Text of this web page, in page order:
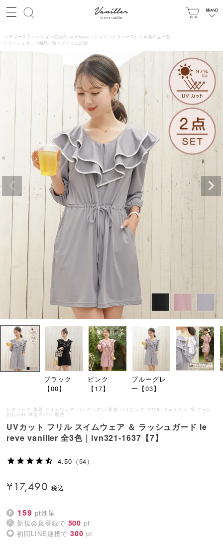
レディースファッション通販の Joint Space（ジョイントスペース）
水着商品一覧
ラッシュガード商品一覧
アイテム詳細
ブラック
【00】
ピンク
【17】
ブルーグレ
ー【03】
レディース 水着 スイムウェア バックリボン 長袖 パイピング フリル フェミニン 海 プール
おしゃれ 体型カバー 配色
UVカット フリル スイムウェア ＆ ラッシュガード le
reve vaniller 全3色｜lvn321-1637【7】
4.50 （54）
¥17,490
159 pt進呈
新規会員登録で 500 pt
初回LINE連携で 300 pt